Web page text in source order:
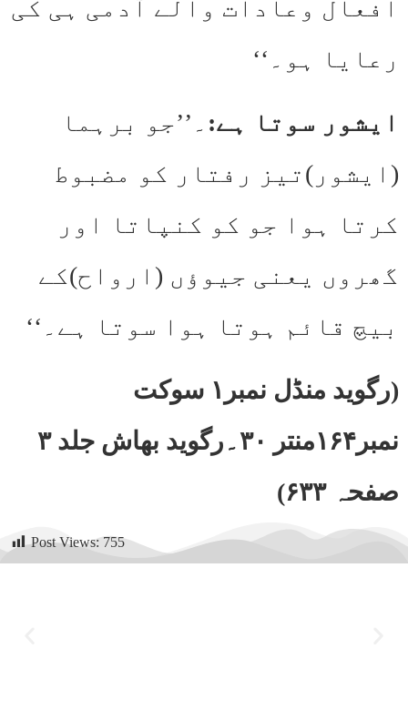
افعال وعادات والے آدمی ہی کی
رعایا ہو۔‘‘
ایشور سوتا ہے: ۔’’جو برہما
(ایشور)تیز رفتار کو مضبوط
کرتا ہوا جو کو کنپاتا اور
گھروں یعنی جیوؤں (ارواح)کے
بیچ قائم ہوتا ہوا سوتا ہے۔‘‘
(رگوید منڈل نمبر۱ سوکت
نمبر۱۶۴منتر ۳۰۔رگوید بھاش جلد ۳
صفحہ ۶۳۳)
Post Views: 755